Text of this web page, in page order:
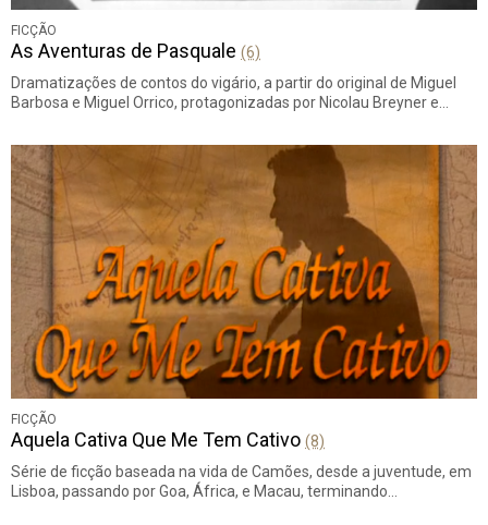
FICÇÃO
As Aventuras de Pasquale (6)
Dramatizações de contos do vigário, a partir do original de Miguel
Barbosa e Miguel Orrico, protagonizadas por Nicolau Breyner e…
FICÇÃO
Aquela Cativa Que Me Tem Cativo (8)
Série de ficção baseada na vida de Camões, desde a juventude, em
Lisboa, passando por Goa, África, e Macau, terminando…